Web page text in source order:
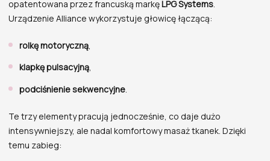
opatentowana przez francuską markęLPG Systems.
Urządzenie Alliance wykorzystuje głowicę łączącą:
rolkę motoryczną,
klapkę pulsacyjną,
podciśnienie sekwencyjne.
Te trzy elementy pracują jednocześnie, co daje dużo
intensywniejszy, ale nadal komfortowy masaż tkanek. Dzięki
temu zabieg: